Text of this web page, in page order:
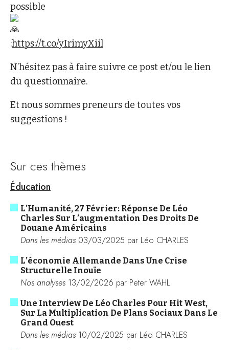
possible
:https://t.co/yIrimyXiil
N’hésitez pas à faire suivre ce post et/ou le lien
du questionnaire.
Et nous sommes preneurs de toutes vos
suggestions !
Sur ces thèmes
Éducation
L’Humanité, 27 Février: Réponse De Léo
Charles Sur L’augmentation Des Droits De
Douane Américains
Dans les médias 03/03/2025 par Léo CHARLES
L’économie Allemande Dans Une Crise
Structurelle Inouïe
Nos analyses 13/02/2026 par Peter WAHL
Une Interview De Léo Charles Pour Hit West,
Sur La Multiplication De Plans Sociaux Dans Le
Grand Ouest
Dans les médias 10/02/2025 par Léo CHARLES